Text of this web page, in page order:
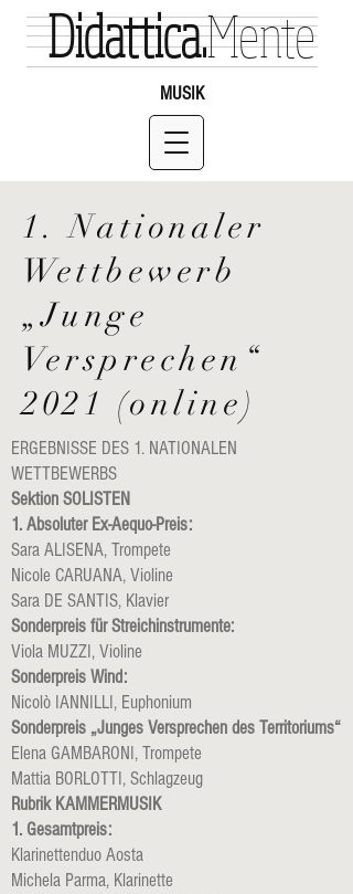
Didattica.Mente
MUSIK
1. Nationaler
Wettbewerb
„Junge
Versprechen“
2021 (online)
ERGEBNISSE DES 1. NATIONALEN
WETTBEWERBS
Sektion SOLISTEN
1. Absoluter Ex-Aequo-Preis:
Sara ALISENA, Trompete
Nicole CARUANA, Violine
Sara DE SANTIS, Klavier
Sonderpreis für Streichinstrumente:
Viola MUZZI, Violine
Sonderpreis Wind:
Nicolò IANNILLI, Euphonium
Sonderpreis „Junges Versprechen des Territoriums“
Elena GAMBARONI, Trompete
Mattia BORLOTTI, Schlagzeug
Rubrik KAMMERMUSIK
1. Gesamtpreis:
Klarinettenduo Aosta
Michela Parma, Klarinette